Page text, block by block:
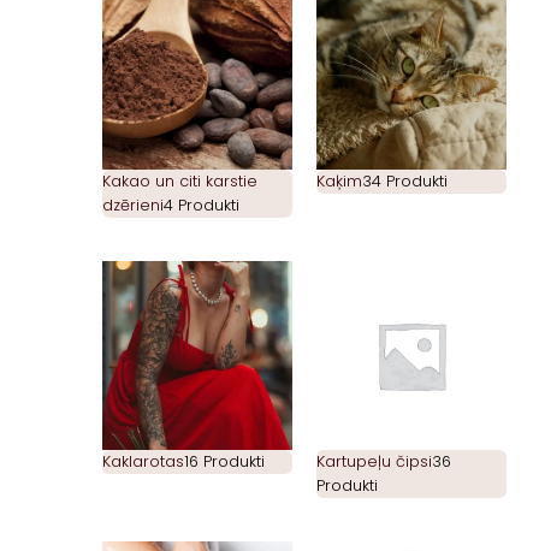
Kakao un citi karstie
dzērieni4 Produkti
Kaķim34 Produkti
Kaklarotas16 Produkti Kartupeļu čipsi36
Produkti